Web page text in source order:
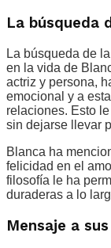
La búsqueda
La búsqueda de
en la vida de
actriz y persona,
emocional y a
relaciones. Esto
sin dejarse llevar
Blanca ha
felicidad en el
filosofía le ha
duraderas a lo
Mensaje a